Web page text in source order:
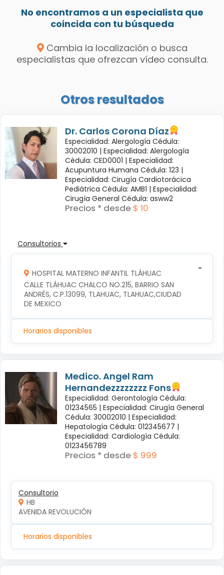
No encontramos a un especialista que
coincida con tu búsqueda
Cambia la localización o busca
especialistas que ofrezcan vídeo consulta.
Otros resultados
Dr. Carlos Corona Díaz
Especialidad: Alergología Cédula:
30002010 | Especialidad: Alergología
Cédula: CED0001 | Especialidad:
Acupuntura Humana Cédula: 123 |
Especialidad: Cirugía Cardiotorácica
Pediátrica Cédula: AMB1 | Especialidad:
Cirugía General Cédula: asww2
Precios * desde $ 10
Consultorios
HOSPITAL MATERNO INFANTIL TLÁHUAC
CALLE TLÁHUAC CHALCO NO.215, BARRIO SAN
ANDRÉS, C.P.13099, TLAHUAC, TLAHUAC,CIUDAD
DE MEXICO
Horarios disponibles
Medico. Angel Ram
Hernandezzzzzzzz Fons
Especialidad: Gerontología Cédula:
01234565 | Especialidad: Cirugía General
Cédula: 30002010 | Especialidad:
Hepatología Cédula: 012345677 |
Especialidad: Cardiología Cédula:
0123456789
Precios * desde $ 999
Consultorio
HB
AVENIDA REVOLUCIÓN
Horarios disponibles